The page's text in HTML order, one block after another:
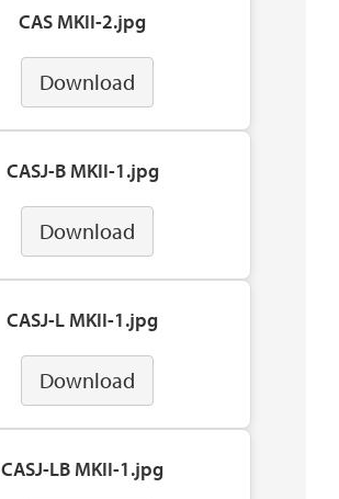
CAS MKII-2.jpg
Download
CASJ-B MKII-1.jpg
Download
CASJ-L MKII-1.jpg
Download
CASJ-LB MKII-1.jpg